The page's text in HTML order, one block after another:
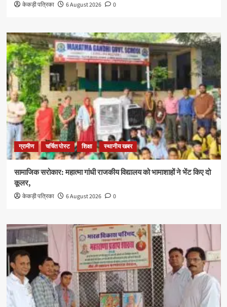
केकड़ी पत्रिका 6 August 2026 0
ग्रामीण चर्चित पोस्ट शिक्षा स्थानीय खबर
सामाजिक सरोकार: महात्मा गांधी राजकीय विद्यालय को भामाशाहों ने भेंट किए दो
कूलर,
केकड़ी पत्रिका 6 August 2026 0